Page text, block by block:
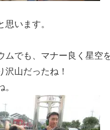
思います。
ムでも、マナー良く星空
沢山だったね！